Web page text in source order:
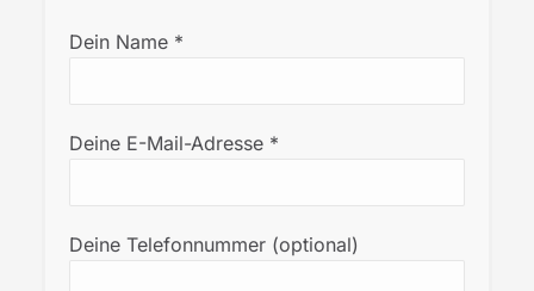
Dein Name *
Deine E-Mail-Adresse *
Deine Telefonnummer (optional)